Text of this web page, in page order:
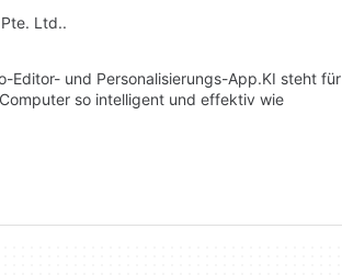
Ltd..
Editor- und Personalisierungs-App.KI steht für
so intelligent und effektiv wie